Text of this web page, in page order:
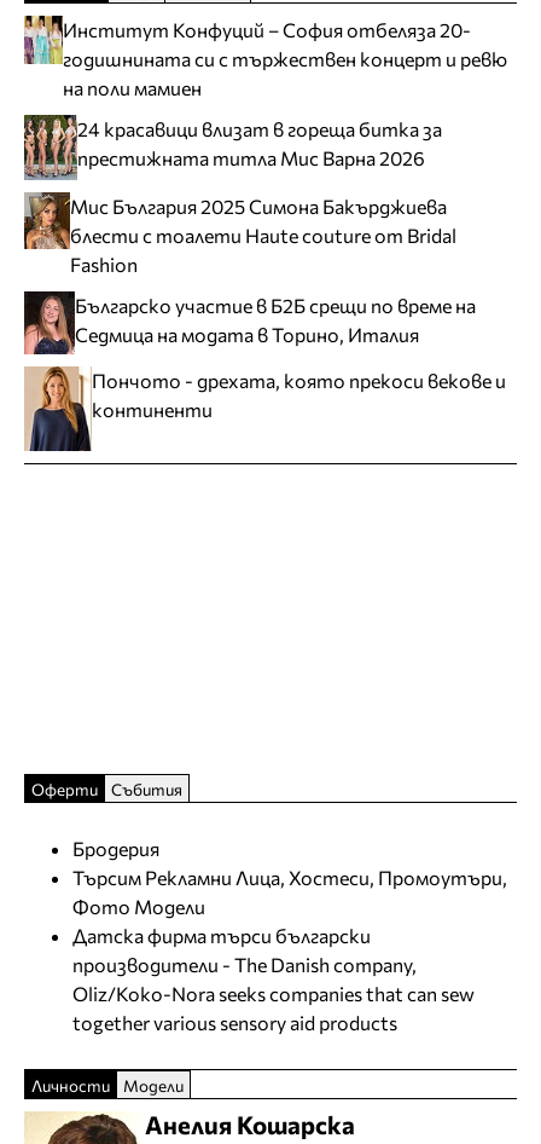
Институт Конфуций – София отбеляза 20-
годишнината си с тържествен концерт и ревю
на поли мамиен
24 красавици влизат в гореща битка за
престижната титла Мис Варна 2026
Мис България 2025 Симона Бакърджиева
блести с тоалети Haute couture от Bridal
Fashion
Българско участие в Б2Б срещи по време на
Седмица на модата в Торино, Италия
Пончото - дрехата, която прекоси векове и
континенти
Оферти Събития
Бродерия
Търсим Рекламни Лица, Хостеси, Промоутъри,
Фото Модели
Датска фирма търси български
производители - The Danish company,
Oliz/Koko-Nora seeks companies that can sew
together various sensory aid products
Личности Модели
Анелия Кошарска